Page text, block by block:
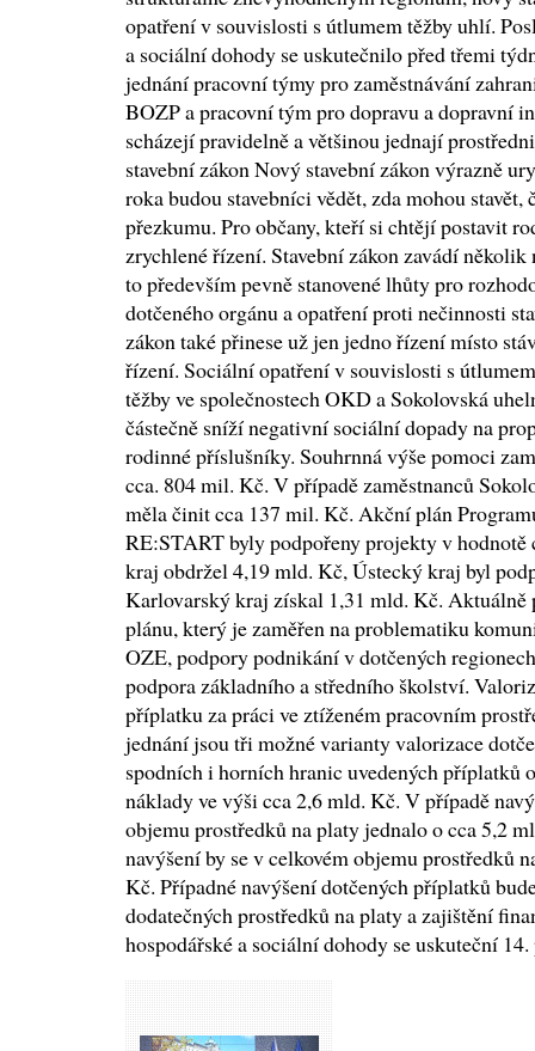
opatření v souvislosti s útlumem těžby uhlí.
a sociální dohody se uskutečnilo před třemi
jednání pracovní týmy pro zaměstnávání
BOZP a pracovní tým pro dopravu a dopravní
scházejí pravidelně a většinou jednají
stavební zákon Nový stavební zákon výrazně
roka budou stavebníci vědět, zda mohou
přezkumu. Pro občany, kteří si chtějí postavit
zrychlené řízení. Stavební zákon zavádí
to především pevně stanovené lhůty pro
dotčeného orgánu a opatření proti nečinnosti
zákon také přinese už jen jedno řízení místo
řízení. Sociální opatření v souvislosti s
těžby ve společnostech OKD a Sokolovská
částečně sníží negativní sociální dopady na
rodinné příslušníky. Souhrnná výše pomoci
cca. 804 mil. Kč. V případě zaměstnanců
měla činit cca 137 mil. Kč. Akční plán
RE:START byly podpořeny projekty v
kraj obdržel 4,19 mld. Kč, Ústecký kraj byl
Karlovarský kraj získal 1,31 mld. Kč.
plánu, který je zaměřen na problematiku
OZE, podpory podnikání v dotčených
podpora základního a středního školství.
příplatku za práci ve ztíženém pracovním
jednání jsou tři možné varianty valorizace
spodních i horních hranic uvedených příplatků
náklady ve výši cca 2,6 mld. Kč. V případě
objemu prostředků na platy jednalo o cca 5,2
navýšení by se v celkovém objemu prostředků
Kč. Případné navýšení dotčených příplatků
dodatečných prostředků na platy a zajištění
hospodářské a sociální dohody se uskuteční